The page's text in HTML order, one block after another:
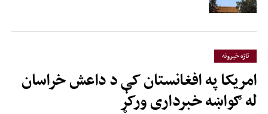
تازه خبرونه
امریکا په افغانستان کې د داعش خراسان
له ګواښه خبرداری ورکړ